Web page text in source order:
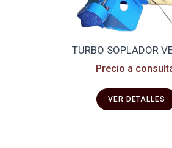
TURBO SOPLADOR
Precio a
VER DETALLES